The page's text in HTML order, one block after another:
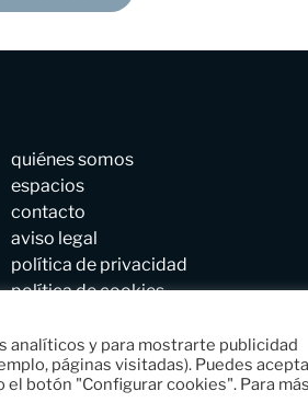
quiénes somos
espacios
contacto
aviso legal
política de privacidad
política de cookies
analíticos y para mostrarte publicidad
páginas visitadas). Puedes
botón "Configurar cookies". Para más